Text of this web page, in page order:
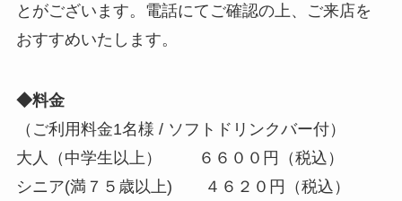
とがございます。電話にてご確認の上、ご来店を
おすすめいたします。
◆料金
（ご利用料金1名様 / ソフトドリンクバー付）
大人（中学生以上） ６６００円（税込）
シニア(満７５歳以上) ４６２０円（税込）